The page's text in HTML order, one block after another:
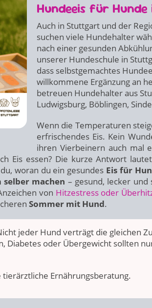
Hundeeis für
Auch in Stuttgart und der
suchen viele Hundehalter
nach einer gesunden
unserer Hundeschule in
dass selbstgemachtes
willkommene Ergänzung an
betreuen Hundehalter aus
Ludwigsburg, Böblingen,
Wenn die Temperaturen
erfrischendes Eis. Kein
ihren Vierbeinern auch mal
Eis essen? Die kurze Antwort
woran du ein gesundes Eis für
selber machen – gesund, lecker
von Hitzestress oder
Sommer mit Hund.
jeder Hund verträgt die gleichen
Diabetes oder Übergewicht sollten
Ernährungsberatung.